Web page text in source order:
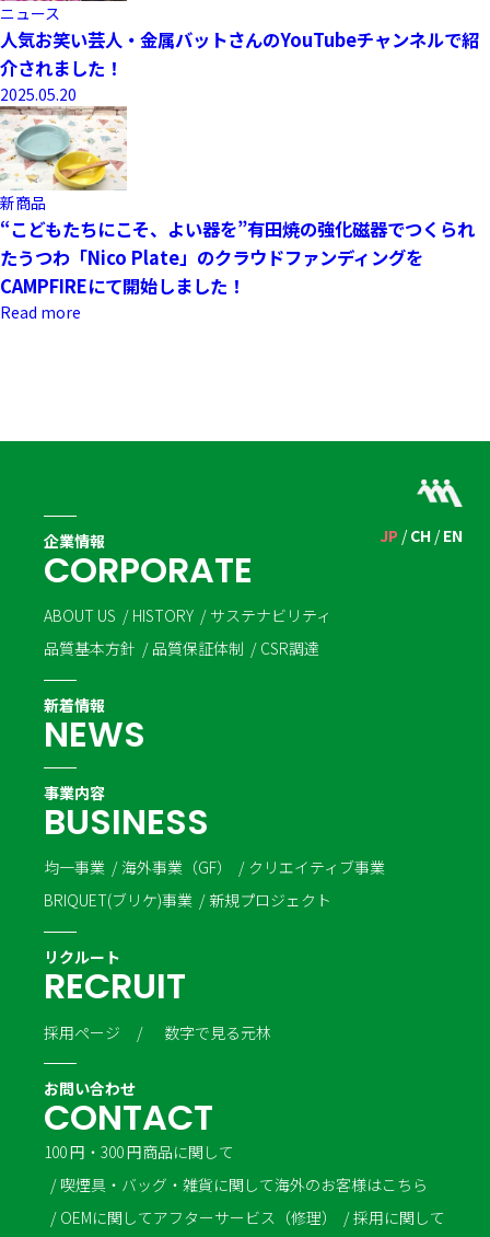
ニュース
人気お笑い芸人・金属バットさんのYouTubeチャンネルで紹
介されました！
2025.05.20
新商品
“こどもたちにこそ、よい器を”有田焼の強化磁器でつくられ
たうつわ「Nico Plate」のクラウドファンディングを
CAMPFIREにて開始しました！
Read more
JP CH EN
企業情報
CORPORATE
ABOUT US HISTORY
サステナビリティ
品質基本方針
品質保証体制 CSR調達
新着情報
NEWS
事業内容
BUSINESS
均一事業 海外事業（GF）
クリエイティブ事業
BRIQUET(ブリケ)事業
新規プロジェクト
リクルート
RECRUIT
採用ページ 数字で見る元林
お問い合わせ
CONTACT
100 円・300 円商品に関して
喫煙具・バッグ・雑貨に関して海外のお客様はこちら
OEMに関してアフターサービス（修理）
採用に関して